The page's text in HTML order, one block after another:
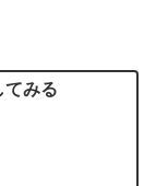
てみる